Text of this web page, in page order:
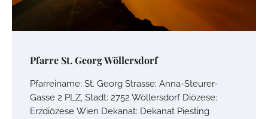
Pfarre St. Georg Wöllersdorf
Pfarreiname: St. Georg Strasse: Anna-Steurer-
Gasse 2 PLZ, Stadt: 2752 Wöllersdorf Diözese:
Erzdiözese Wien Dekanat: Dekanat Piesting